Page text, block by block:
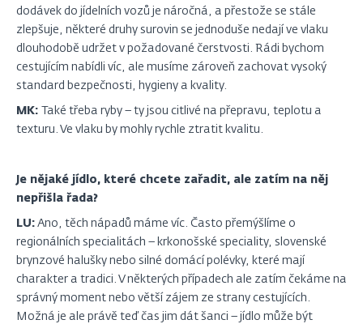
dodávek do jídelních vozů je náročná, a přestože se stále
zlepšuje, některé druhy surovin se jednoduše nedají ve vlaku
dlouhodobě udržet v požadované čerstvosti. Rádi bychom
cestujícím nabídli víc, ale musíme zároveň zachovat vysoký
standard bezpečnosti, hygieny a kvality.
MK: Také třeba ryby – ty jsou citlivé na přepravu, teplotu a
texturu. Ve vlaku by mohly rychle ztratit kvalitu.
Je nějaké jídlo, které chcete zařadit, ale zatím na něj
nepřišla řada?
LU: Ano, těch nápadů máme víc. Často přemýšlíme o
regionálních specialitách – krkonošské speciality, slovenské
brynzové halušky nebo silné domácí polévky, které mají
charakter a tradici. V některých případech ale zatím čekáme na
správný moment nebo větší zájem ze strany cestujících.
Možná je ale právě teď čas jim dát šanci – jídlo může být